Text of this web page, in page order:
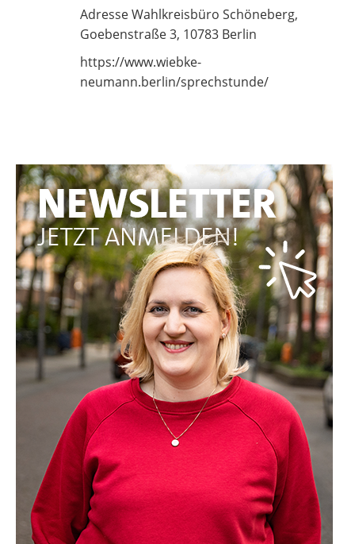
Adresse Wahlkreisbüro Schöneberg,
Goebenstraße 3, 10783 Berlin
https://www.wiebke-
neumann.berlin/sprechstunde/